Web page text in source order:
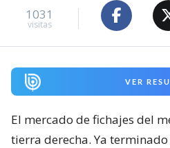
1031
visitas
VER
El mercado de fichajes del
tierra derecha. Ya